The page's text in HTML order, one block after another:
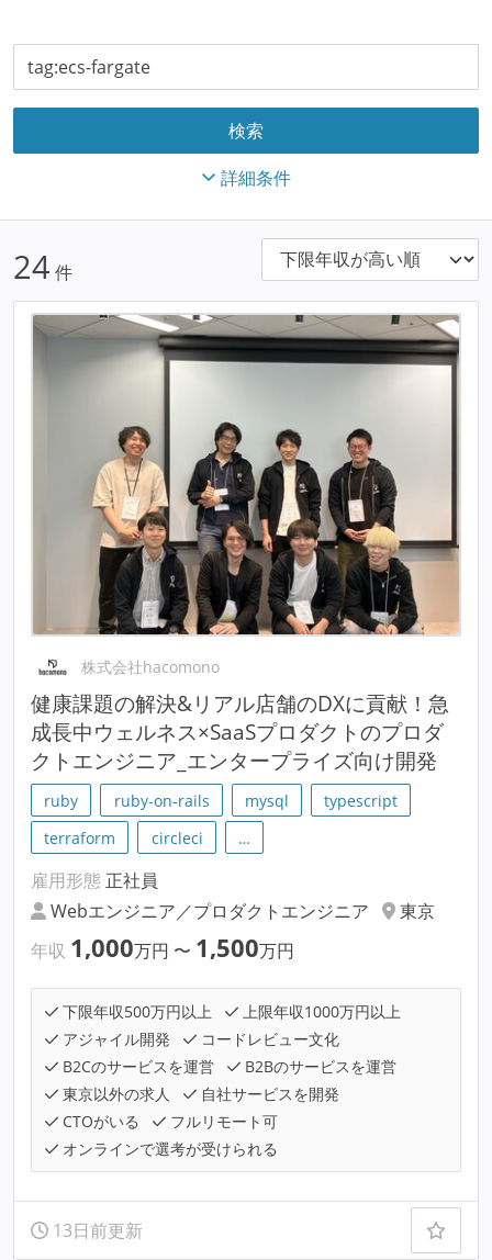
詳細条件
24 件
株式会社hacomono
健康課題の解決&リアル店舗のDXに貢献！急
成長中ウェルネス×SaaSプロダクトのプロダ
クトエンジニア_エンタープライズ向け開発
ruby ruby-on-rails mysql
typescript
terraform
circleci …
雇用形態 正社員
Webエンジニア／プロダクトエンジニア
東京
年収 1,000万円 〜 1,500万円
下限年収500万円以上
上限年収1000万円以上
アジャイル開発
コードレビュー文化
B2Cのサービスを運営
B2Bのサービスを運営
東京以外の求人
自社サービスを開発
CTOがいる
フルリモート可
オンラインで選考が受けられる
13日前更新